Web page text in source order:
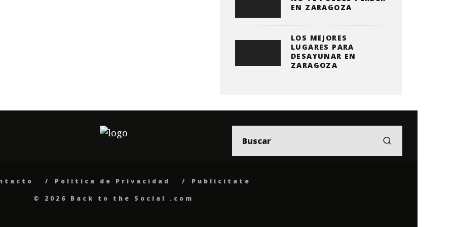
EN ZARAGOZA
LOS MEJORES
LUGARES PARA
DESAYUNAR EN
ZARAGOZA
Politica de Privacidad
Publicítate
© 2026 Back to the Social .com